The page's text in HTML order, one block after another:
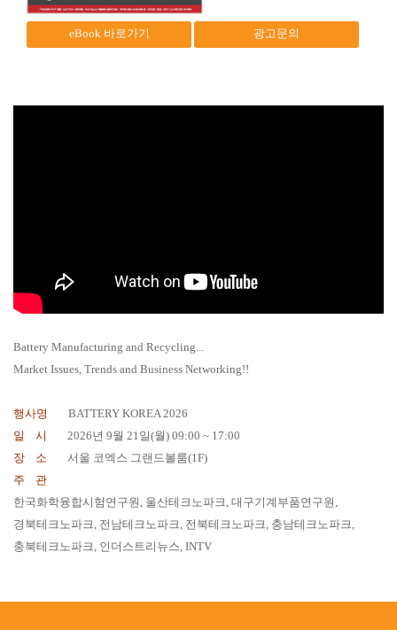
eBook 바로가기 광고문의
Battery Manufacturing and Recycling...
Market Issues, Trends and Business Networking!!
행사명
BATTERY KOREA 2026
일 시
2026년 9월 21일(월) 09:00 ~ 17:00
장 소
서울 코엑스 그랜드볼룸(1F)
주 관
한국화학융합시험연구원, 울산테크노파크, 대구기계부품연구원,
경북테크노파크, 전남테크노파크, 전북테크노파크, 충남테크노파크,
충북테크노파크, 인더스트리뉴스, INTV